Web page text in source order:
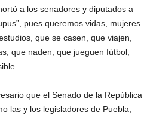
a los senadores y diputados a
pues queremos vidas, mujeres
que se casen, que viajen,
que naden, que jueguen fútbol,
que el Senado de la República
las y los legisladores de Puebla,